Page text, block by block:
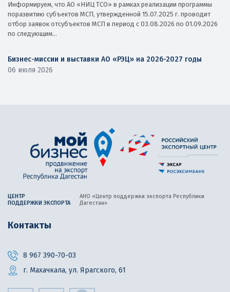
Информируем, что АО «НИЦ ТСО» в рамках реализации программы
поразвитию субъектов МСП, утвержденной 15.07.2025 г. проводит
отбор заявок отсубъектов МСП в период с 03.08.2026 по 01.09.2026
по следующим...
Бизнес-миссии и выставки АО «РЭЦ» на 2026-2027 годы
06 июля 2026
ЦЕНТР
ПОДДЕРЖКИ ЭКСПОРТА
АНО «Центр поддержки экспорта Республики
Дагестан»
Контакты
8 967 390-70-03
г. Махачкала, ул. Ярагского, 61